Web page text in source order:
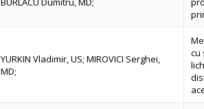
YURKIN Vladimir, US; MIROVICI Serghei,
MD;
cu